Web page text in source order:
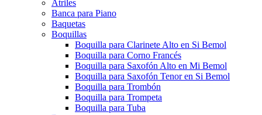
Atriles
Banca para Piano
Baquetas
Boquillas
Boquilla para Clarinete Alto en Si Bemol
Boquilla para Corno Francés
Boquilla para Saxofón Alto en Mi Bemol
Boquilla para Saxofón Tenor en Si Bemol
Boquilla para Trombón
Boquilla para Trompeta
Boquilla para Tuba